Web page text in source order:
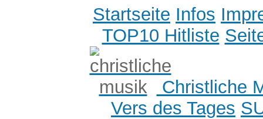
Startseite Infos
TOP10 Hitliste
Christliche
Vers des Tages